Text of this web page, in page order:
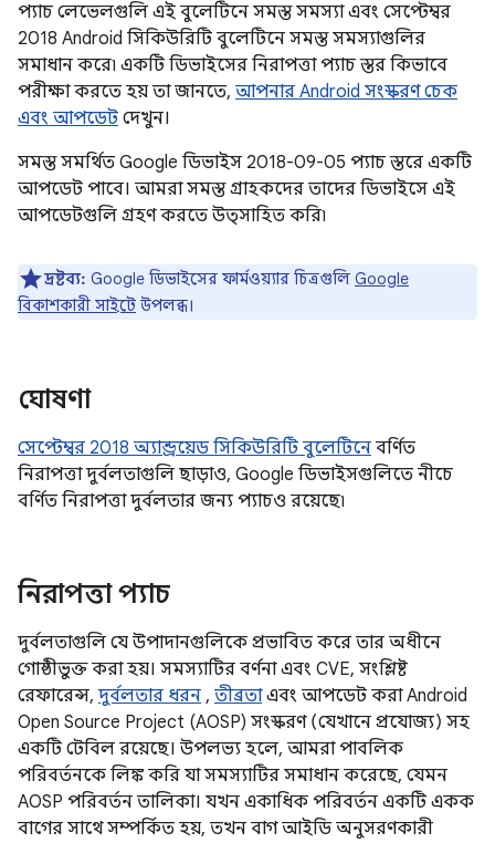
প্যাচ লেভেলগুলি এই বুলেটিনে সমস্ত সমস্যা এবং সেপ্টেম্বর
2018 Android সিকিউরিটি বুলেটিনে সমস্ত সমস্যাগুলির
সমাধান করে৷ একটি ডিভাইসের নিরাপত্তা প্যাচ স্তর কিভাবে
পরীক্ষা করতে হয় তা জানতে, আপনার Android সংস্করণ চেক
এবং আপডেট দেখুন।
সমস্ত সমর্থিত Google ডিভাইস 2018-09-05 প্যাচ স্তরে একটি
আপডেট পাবে। আমরা সমস্ত গ্রাহকদের তাদের ডিভাইসে এই
আপডেটগুলি গ্রহণ করতে উত্সাহিত করি৷
দ্রষ্টব্য: Google ডিভাইসের ফার্মওয়্যার চিত্রগুলি Google
বিকাশকারী সাইটে উপলব্ধ।
ঘোষণা
সেপ্টেম্বর 2018 অ্যান্ড্রয়েড সিকিউরিটি বুলেটিনে বর্ণিত
নিরাপত্তা দুর্বলতাগুলি ছাড়াও, Google ডিভাইসগুলিতে নীচে
বর্ণিত নিরাপত্তা দুর্বলতার জন্য প্যাচও রয়েছে৷
নিরাপত্তা প্যাচ
দুর্বলতাগুলি যে উপাদানগুলিকে প্রভাবিত করে তার অধীনে
গোষ্ঠীভুক্ত করা হয়। সমস্যাটির বর্ণনা এবং CVE, সংশ্লিষ্ট
রেফারেন্স, দুর্বলতার ধরন , তীব্রতাএবং আপডেট করা Android
Open Source Project (AOSP) সংস্করণ (যেখানে প্রযোজ্য) সহ
একটি টেবিল রয়েছে। উপলভ্য হলে, আমরা পাবলিক
পরিবর্তনকে লিঙ্ক করি যা সমস্যাটির সমাধান করেছে, যেমন
AOSP পরিবর্তন তালিকা। যখন একাধিক পরিবর্তন একটি একক
বাগের সাথে সম্পর্কিত হয়, তখন বাগ আইডি অনুসরণকারী